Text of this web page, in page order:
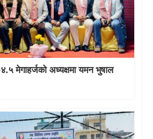
मेगाहर्जको अध्यक्षमा यमन भुषाल